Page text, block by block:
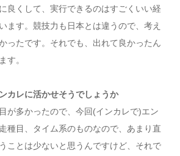
良くして、実行できるのはすごくいい経
ます。競技力も日本とは違うので、考え
ったです。それでも、出れて良かったん
す。
カレに活かせそうでしょうか
が多かったので、今回(インカレで)エン
種目、タイム系のものなので、あまり直
ことは少ないと思うんですけど、それで